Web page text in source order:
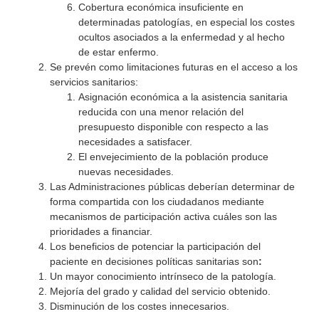
Cobertura económica insuficiente en
determinadas patologías, en especial los costes
ocultos asociados a la enfermedad y al hecho
de estar enfermo.
Se prevén como limitaciones futuras en el acceso a los
servicios sanitarios:
Asignación económica a la asistencia sanitaria
reducida con una menor relación del
presupuesto disponible con respecto a las
necesidades a satisfacer.
El envejecimiento de la población produce
nuevas necesidades.
Las Administraciones públicas deberían determinar de
forma compartida con los ciudadanos mediante
mecanismos de participación activa cuáles son las
prioridades a financiar.
Los beneficios de potenciar la participación del
paciente en decisiones políticas sanitarias son:
Un mayor conocimiento intrínseco de la patología.
Mejoría del grado y calidad del servicio obtenido.
Disminución de los costes innecesarios.